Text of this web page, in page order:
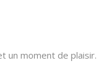
un moment de plaisir.